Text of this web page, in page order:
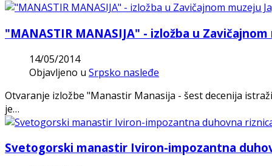
"MANASTIR MANASIJA" - izložba u
14/05/2014
Objavljeno u Srpsko nasleđe
Otvaranje izložbe "Manastir Manasija - šest decenija
je…
Svetogorski manastir Iviron-impozantna